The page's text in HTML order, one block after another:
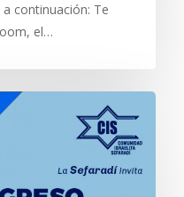
continuación: Te
el…